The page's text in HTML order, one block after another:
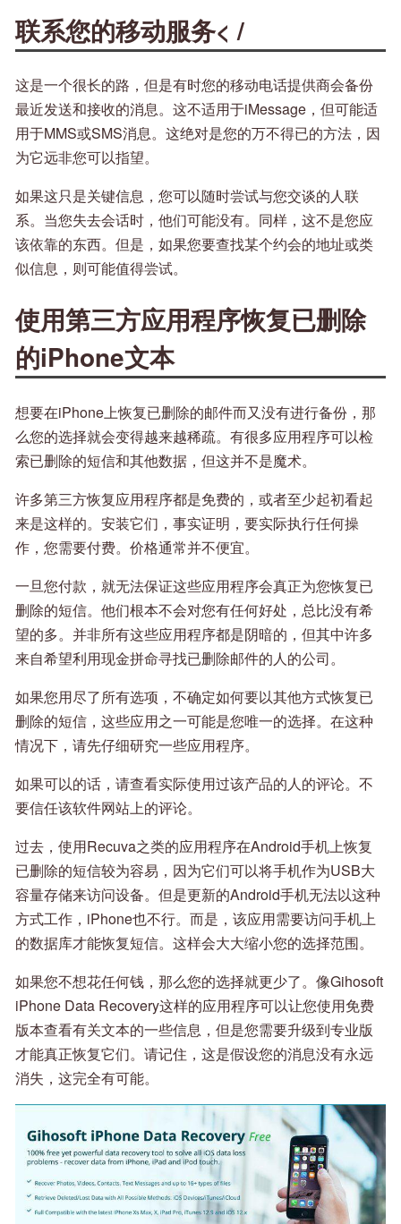
联系您的移动服务< /
这是一个很长的路，但是有时您的移动电话提供商会备份
最近发送和接收的消息。这不适用于iMessage，但可能适
用于MMS或SMS消息。这绝对是您的万不得已的方法，因
为它远非您可以指望。
如果这只是关键信息，您可以随时尝试与您交谈的人联
系。当您失去会话时，他们可能没有。同样，这不是您应
该依靠的东西。但是，如果您要查找某个约会的地址或类
似信息，则可能值得尝试。
使用第三方应用程序恢复已删除
的iPhone文本
想要在iPhone上恢复已删除的邮件而又没有进行备份，那
么您的选择就会变得越来越稀疏。有很多应用程序可以检
索已删除的短信和其他数据，但这并不是魔术。
许多第三方恢复应用程序都是免费的，或者至少起初看起
来是这样的。安装它们，事实证明，要实际执行任何操
作，您需要付费。价格通常并不便宜。
一旦您付款，就无法保证这些应用程序会真正为您恢复已
删除的短信。他们根本不会对您有任何好处，总比没有希
望的多。并非所有这些应用程序都是阴暗的，但其中许多
来自希望利用现金拼命寻找已删除邮件的人的公司。
如果您用尽了所有选项，不确定如何要以其他方式恢复已
删除的短信，这些应用之一可能是您唯一的选择。在这种
情况下，请先仔细研究一些应用程序。
如果可以的话，请查看实际使用过该产品的人的评论。不
要信任该软件网站上的评论。
过去，使用Recuva之类的应用程序在Android手机上恢复
已删除的短信较为容易，因为它们可以将手机作为USB大
容量存储来访问设备。但是更新的Android手机无法以这种
方式工作，iPhone也不行。而是，该应用需要访问手机上
的数据库才能恢复短信。这样会大大缩小您的选择范围。
如果您不想花任何钱，那么您的选择就更少了。像Gihosoft
iPhone Data Recovery这样的应用程序可以让您使用免费
版本查看有关文本的一些信息，但是您需要升级到专业版
才能真正恢复它们。请记住，这是假设您的消息没有永远
消失，这完全有可能。